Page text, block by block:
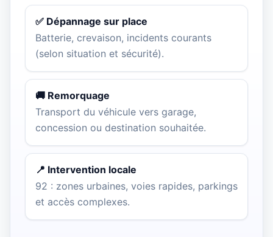
✅ Dépannage sur place
Batterie, crevaison, incidents courants
(selon situation et sécurité).
🚚 Remorquage
Transport du véhicule vers garage,
concession ou destination souhaitée.
📍 Intervention locale
92 : zones urbaines, voies rapides, parkings
et accès complexes.